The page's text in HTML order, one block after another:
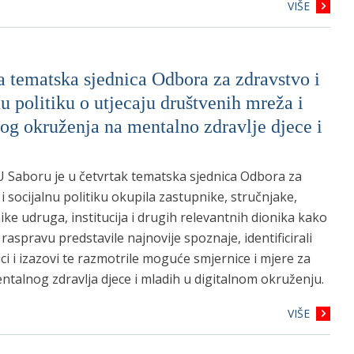
VIŠE
tematska sjednica Odbora za zdravstvo i
politiku o utjecaju društvenih mreža i
okruženja na mentalno zdravlje djece i
Saboru je u četvrtak tematska sjednica Odbora za
socijalnu politiku okupila zastupnike, stručnjake,
udruga, institucija i drugih relevantnih dionika kako
predstavile najnovije spoznaje, identificirali
i izazovi te razmotrile moguće smjernice i mjere za
zdravlja djece i mladih u digitalnom okruženju.
VIŠE